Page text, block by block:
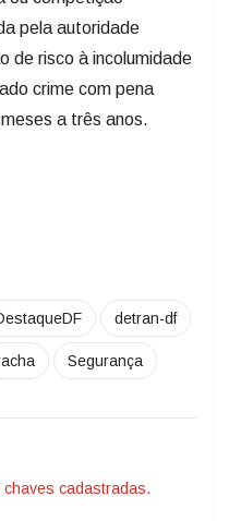
pela autoridade
de risco à incolumidade
crime com pena
a três anos.
detran-df
Segurança
chaves cadastradas.